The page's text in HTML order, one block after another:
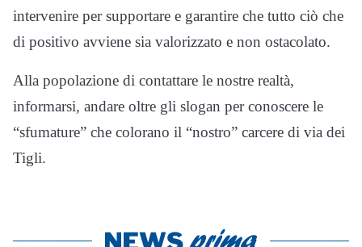
intervenire per supportare e garantire che tutto ciò che
di positivo avviene sia valorizzato e non ostacolato.
Alla popolazione di contattare le nostre realtà,
informarsi, andare oltre gli slogan per conoscere le
“sfumature” che colorano il “nostro” carcere di via dei
Tigli.